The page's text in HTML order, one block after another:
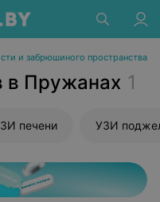
и забрюшиного пространства
в Пружанах 1
печени УЗИ